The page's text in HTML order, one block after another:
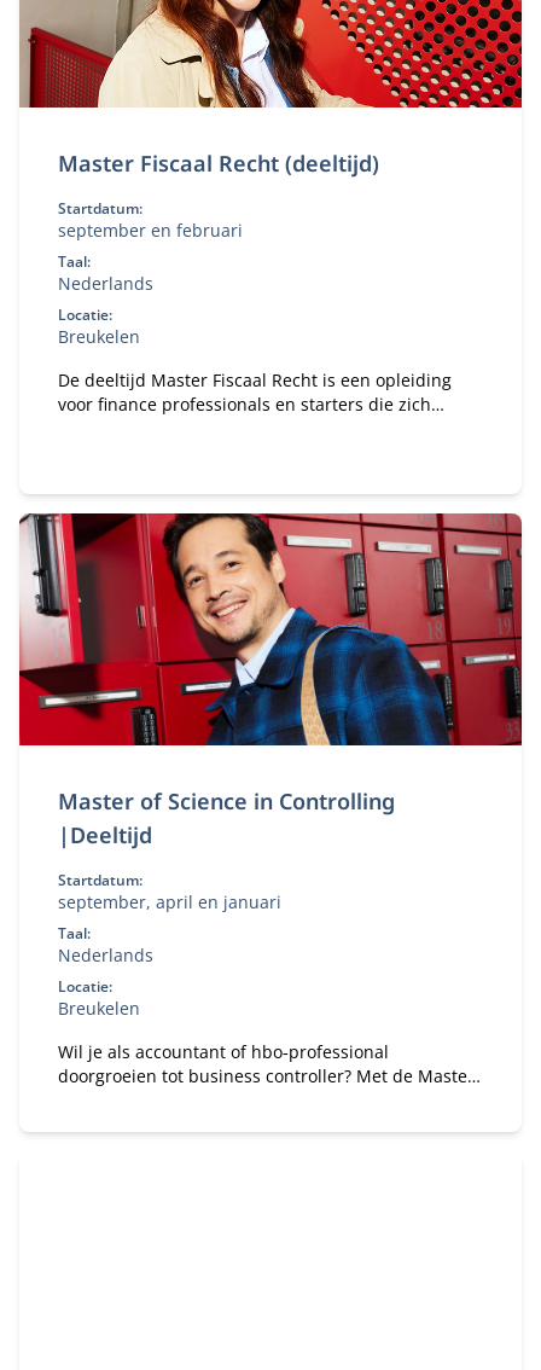
Master Fiscaal Recht (deeltijd)
Startdatum:
september en februari
Taal:
Nederlands
Locatie:
Breukelen
De deeltijd Master Fiscaal Recht is een opleiding
voor finance professionals en starters die zich
Master of Science in Controlling
|Deeltijd
Startdatum:
september, april en januari
Taal:
Nederlands
Locatie:
Breukelen
Wil je als accountant of hbo‑professional
doorgroeien tot business controller? Met de Master